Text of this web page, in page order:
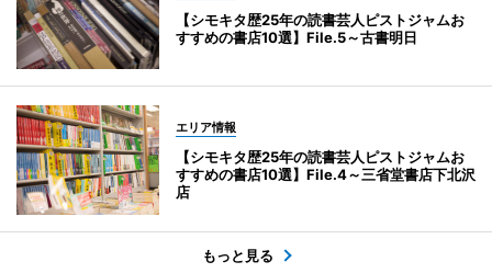
【シモキタ歴25年の読書芸人ピストジャムお
すすめの書店10選】File.5～古書明日
エリア情報
【シモキタ歴25年の読書芸人ピストジャムお
すすめの書店10選】File.4～三省堂書店下北沢
店
もっと見る